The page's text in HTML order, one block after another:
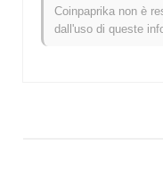
Negli ultimi 7 giorni,
sottoperformando il
Coinpaprika non è
dall'uso di queste